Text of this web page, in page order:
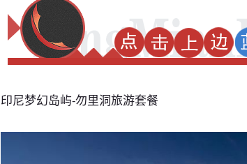
印尼梦幻岛屿-勿里洞旅游套餐